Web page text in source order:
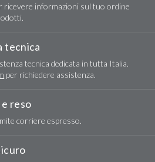
ricevere informazioni sul tuo ordine
tecnica
tecnica dedicata in tutta Italia.
per richiedere assistenza.
reso
corriere espresso.